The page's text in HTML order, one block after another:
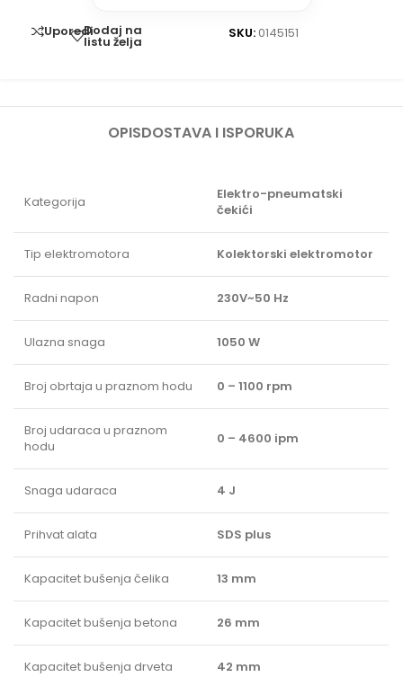
UporediDodaj na
listu želja
SKU: 0145151
OPISDOSTAVA I ISPORUKA
Kategorija
Elektro-pneumatski
čekići
Tip elektromotora Kolektorski elektromotor
Radni napon 230V~50 Hz
Ulazna snaga 1050 W
Broj obrtaja u praznom hodu 0 – 1100 rpm
Broj udaraca u praznom
hodu
0 – 4600 ipm
Snaga udaraca 4 J
Prihvat alata SDS plus
Kapacitet bušenja čelika 13 mm
Kapacitet bušenja betona 26 mm
Kapacitet bušenja drveta 42 mm